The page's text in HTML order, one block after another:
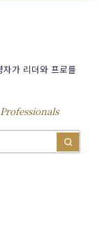
자가 리더와 프로를